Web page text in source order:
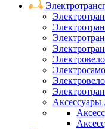
Аксессуары